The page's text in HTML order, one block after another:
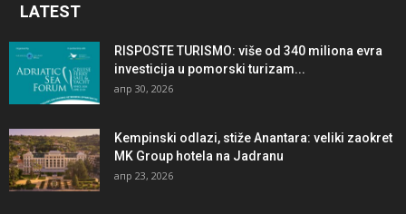
LATEST
RISPOSTE TURISMO: više od 340 miliona evra
investicija u pomorski turizam...
апр 30, 2026
Kempinski odlazi, stiže Anantara: veliki zaokret
MK Group hotela na Jadranu
апр 23, 2026